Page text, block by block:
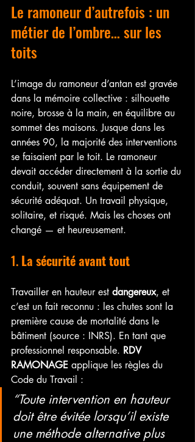
Le ramoneur d’autrefois : un
métier de l’ombre… sur les
toits
L’image du ramoneur d’antan est gravée
dans la mémoire collective : silhouette
noire, brosse à la main, en équilibre au
sommet des maisons. Jusque dans les
années 90, la majorité des interventions
se faisaient par le toit. Le ramoneur
devait accéder directement à la sortie du
conduit, souvent sans équipement de
sécurité adéquat. Un travail physique,
solitaire, et risqué. Mais les choses ont
changé — et heureusement.
1. La sécurité avant tout
Travailler en hauteur est dangereux, et
c’est un fait reconnu : les chutes sont la
première cause de mortalité dans le
bâtiment (source : INRS). En tant que
professionnel responsable. RDV
RAMONAGE applique les règles du
Code du Travail :
“Toute intervention en hauteur
doit être évitée lorsqu’il existe
une méthode alternative plus